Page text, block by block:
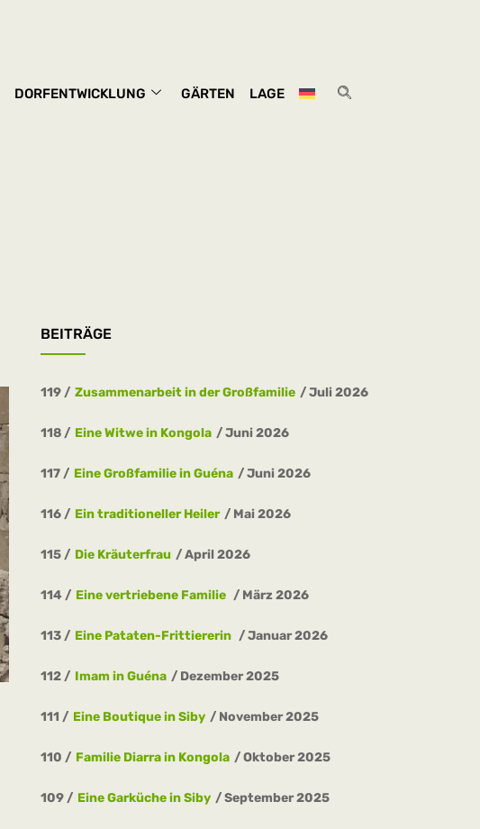
DORFENTWICKLUNG GÄRTEN LAGE
BEITRÄGE
119 Zusammenarbeit in der Großfamilie Juli 2026
118 Eine Witwe in Kongola Juni 2026
117 Eine Großfamilie in Guéna Juni 2026
116 Ein traditioneller Heiler Mai 2026
115 Die Kräuterfrau April 2026
114 Eine vertriebene Familie März 2026
113 Eine Pataten-Frittiererin Januar 2026
112 Imam in Guéna Dezember 2025
111 Eine Boutique in Siby November 2025
110 Familie Diarra in Kongola Oktober 2025
109 Eine Garküche in Siby September 2025